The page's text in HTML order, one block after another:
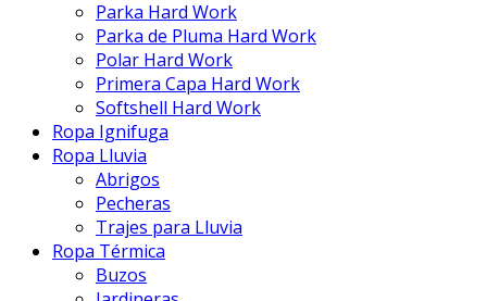
Parka Hard Work
Parka de Pluma Hard Work
Polar Hard Work
Primera Capa Hard Work
Softshell Hard Work
Ropa Ignifuga
Ropa Lluvia
Abrigos
Pecheras
Trajes para Lluvia
Ropa Térmica
Buzos